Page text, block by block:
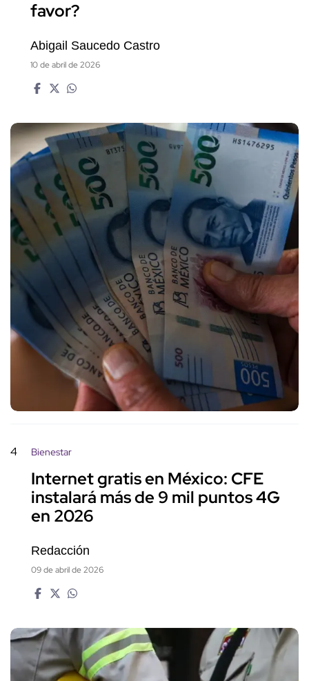
favor?
Abigail Saucedo Castro
10 de abril de 2026
4 Bienestar
Internet gratis en México: CFE
instalará más de 9 mil puntos 4G
en 2026
Redacción
09 de abril de 2026